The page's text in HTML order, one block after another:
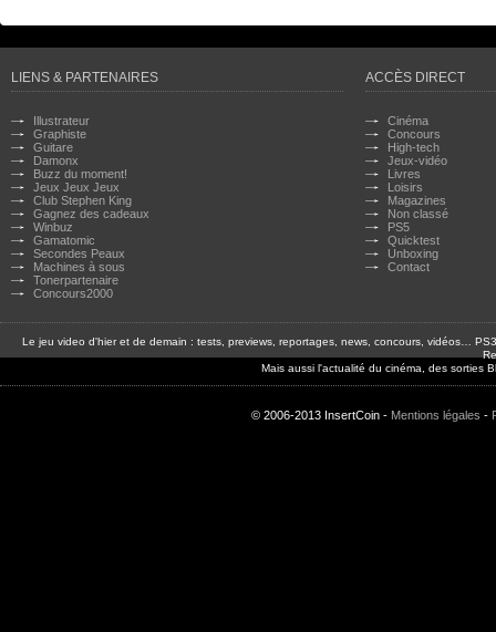
LIENS & PARTENAIRES
Illustrateur
Graphiste
Guitare
Damonx
Buzz du moment!
Jeux Jeux Jeux
Club Stephen King
Gagnez des cadeaux
Winbuz
Gamatomic
Secondes Peaux
Machines à sous
Tonerpartenaire
Concours2000
ACCÈS DIRECT
Cinéma
Concours
High-tech
Jeux-vidéo
Livres
Loisirs
Magazines
Non classé
PS5
Quicktest
Unboxing
Contact
Le jeu video d'hier et de demain : tests, previews, reportages, news, concours, vidéos…
Mais aussi l'actualité du cinéma, des sorties
© 2006-2013 InsertCoin - Mentions légales -